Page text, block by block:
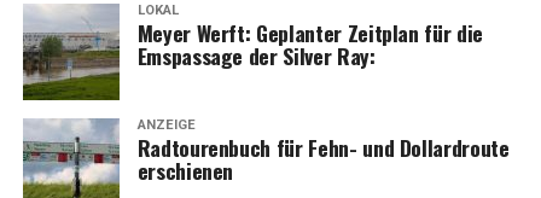
LOKAL
Mey­er Werft: Geplan­ter Zeit­plan für die
Ems­pas­sa­ge der Sil­ver Ray:
ANZEIGE
Rad­tou­ren­buch für Fehn- und Dol­lard­rou­te
erschienen